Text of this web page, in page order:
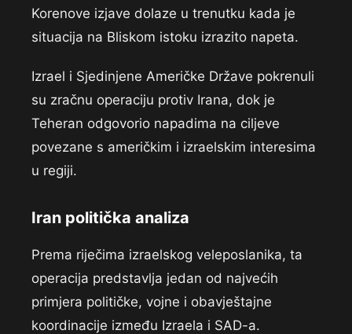
Korenove izjave dolaze u trenutku kada je
situacija na Bliskom istoku izrazito napeta.
Izrael i Sjedinjene Američke Države pokrenuli
su zračnu operaciju protiv Irana, dok je
Teheran odgovorio napadima na ciljeve
povezane s američkim i izraelskim interesima
u regiji.
Iran politička analiza
Prema riječima izraelskog veleposlanika, ta
operacija predstavlja jedan od najvećih
primjera političke, vojne i obavještajne
koordinacije između Izraela i SAD-a.